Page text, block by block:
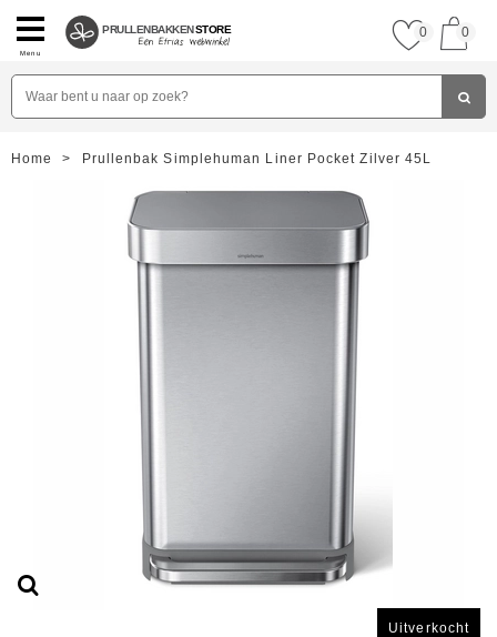
Menu
PRULLENBAKKENSTORE 0 0
Home > Prullenbak Simplehuman Liner Pocket Zilver 45L
Uitverkocht